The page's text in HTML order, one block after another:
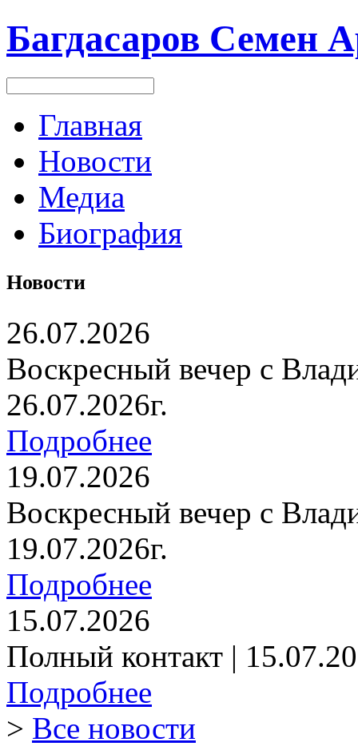
Багдасаров Семен
Главная
Новости
Медиа
Биография
Новости
26.07.2026
Воскресный вечер с
26.07.2026г.
Подробнее
19.07.2026
Воскресный вечер с
19.07.2026г.
Подробнее
15.07.2026
Полный контакт |
Подробнее
> Все новости